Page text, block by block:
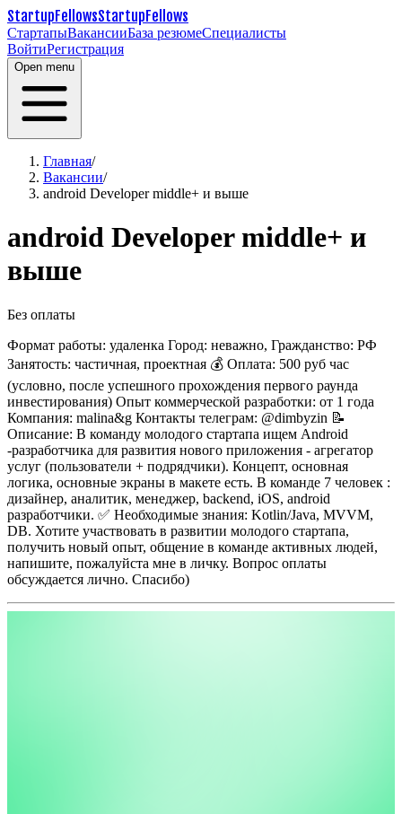
StartupFellowsStartupFellows
СтартапыВакансииБаза резюмеСпециалисты
ВойтиРегистрация
Open menu
Главная/
Вакансии/
android Developer middle+ и выше
android Developer middle+ и
выше
Без оплаты
Формат работы: удаленка Город: неважно, Гражданство: РФ
Занятость: частичная, проектная 💰 Оплата: 500 руб час
(условно, после успешного прохождения первого раунда
инвестирования) Опыт коммерческой разработки: от 1 года
Компания: malina&g Контакты телеграм: @dimbyzin 📝
Описание: В команду молодого стартапа ищем Android
-разработчика для развития нового приложения - агрегатор
услуг (пользователи + подрядчики). Концепт, основная
логика, основные экраны в макете есть. В команде 7 человек :
дизайнер, аналитик, менеджер, backend, iOS, android
разработчики. ✅ Необходимые знания: Kotlin/Java, MVVM,
DB. Хотите участвовать в развитии молодого стартапа,
получить новый опыт, общение в команде активных людей,
напишите, пожалуйста мне в личку. Вопрос оплаты
обсуждается лично. Спасибо)